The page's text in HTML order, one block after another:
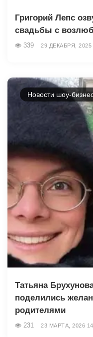
Григорий Лепс
свадьбы с
339 29 ДЕКАБРЯ, 2025
Новости шоу-
Татьяна
поделились
родителями
231 23 МАРТА, 2026